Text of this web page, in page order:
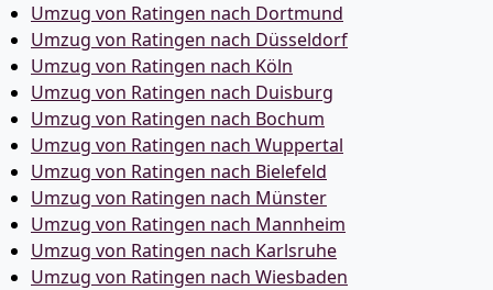
Umzug von Ratingen nach Dortmund
Umzug von Ratingen nach Düsseldorf
Umzug von Ratingen nach Köln
Umzug von Ratingen nach Duisburg
Umzug von Ratingen nach Bochum
Umzug von Ratingen nach Wuppertal
Umzug von Ratingen nach Bielefeld
Umzug von Ratingen nach Münster
Umzug von Ratingen nach Mannheim
Umzug von Ratingen nach Karlsruhe
Umzug von Ratingen nach Wiesbaden